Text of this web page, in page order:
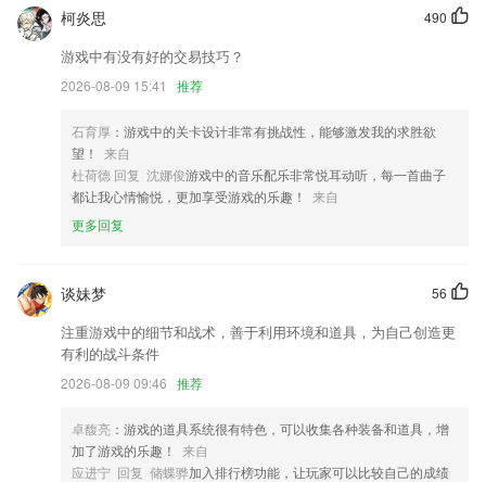
增加多个书籍来源，内容更丰富。
新增了多家保险公司同时报价的功能
扩大读书范围，增加读书体验！
联系我们
以上就是金公馆棋牌的介绍，如果您喜欢这款软件，您可以到应用商店进
行打分评论，说出您的使用经历，以帮助我们更好的对产品进行优化修
490
柯炎思
游戏中有没有好的交易技巧？
2026-08-09 15:41 推荐
石育厚 ：游戏中的关卡设计非常有挑战性，能够激发我的求胜欲
望！
来自
杜荷德 回复 沈娜俊游戏中的音乐配乐非常悦耳动听，每一首曲子
都让我心情愉悦，更加享受游戏的乐趣！
来自
更多回复
56
谈妹梦
注重游戏中的细节和战术，善于利用环境和道具，为自己创造更
有利的战斗条件
2026-08-09 09:46 推荐
卓馥亮 ：游戏的道具系统很有特色，可以收集各种装备和道具，增
加了游戏的乐趣！
来自
应进宁 回复 储蝶骅加入排行榜功能，让玩家可以比较自己的成绩